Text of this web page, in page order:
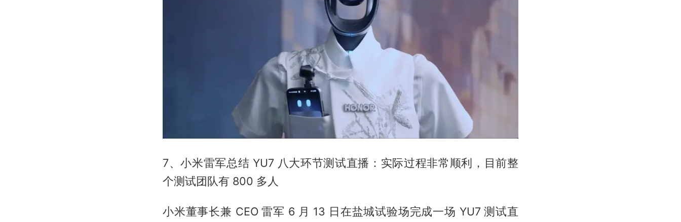
7、小米雷军总结 YU7 八大环节测试直播：实际过程非常顺利，目前整
个测试团队有 800 多人
小米董事长兼 CEO 雷军 6 月 13 日在盐城试验场完成一场 YU7 测试直